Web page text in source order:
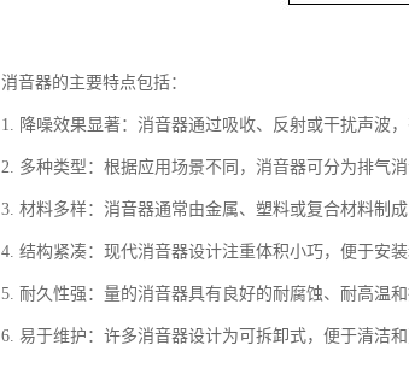
消音器的主要特点包括：
1. 降噪效果显著：消音器通过吸收、反射或干扰声波
2. 多种类型：根据应用场景不同，消音器可分为排气
3. 材料多样：消音器通常由金属、塑料或复合材料制
4. 结构紧凑：现代消音器设计注重体积小巧，便于安
5. 耐久性强：量的消音器具有良好的耐腐蚀、耐高温
6. 易于维护：许多消音器设计为可拆卸式，便于清洁